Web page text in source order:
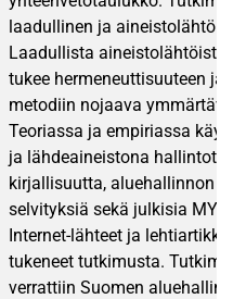
laadullinen ja
Laadullista aineistolähtöistä
tukee hermeneuttisuuteen ja
metodiin nojaava
Teoriassa ja empiriassa
ja lähdeaineistona
kirjallisuutta, aluehallinnon
selvityksiä sekä julkisia
Internet-lähteet ja
tukeneet tutkimusta.
verrattiin Suomen